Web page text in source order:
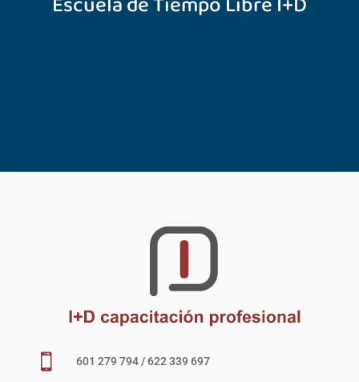
 601 279 794 / 622 339 697